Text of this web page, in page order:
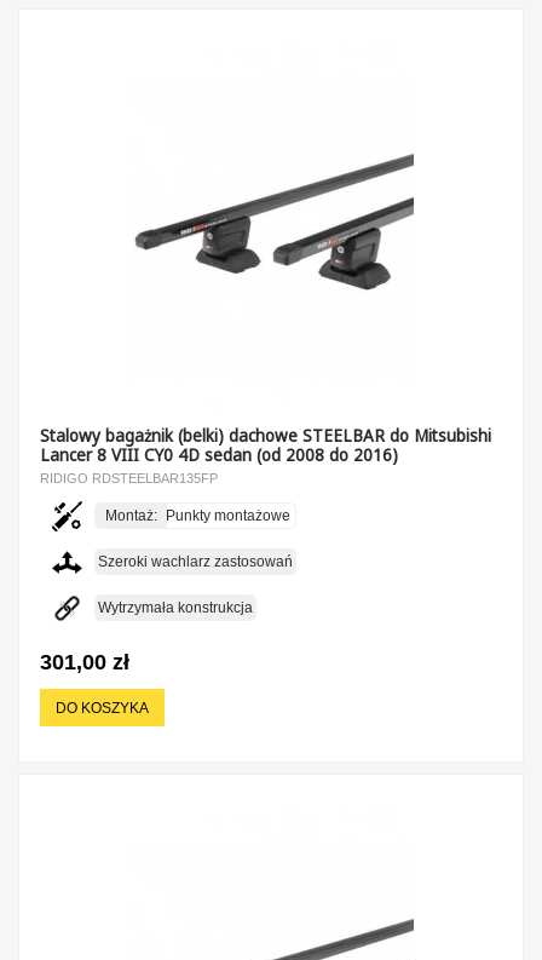
Stalowy bagażnik (belki) dachowe STEELBAR do Mitsubishi
Lancer 8 VIII CY0 4D sedan (od 2008 do 2016)
RIDIGO RDSTEELBAR135FP
Montaż: Punkty montażowe
Szeroki wachlarz zastosowań
Wytrzymała konstrukcja
301,00 zł
DO KOSZYKA